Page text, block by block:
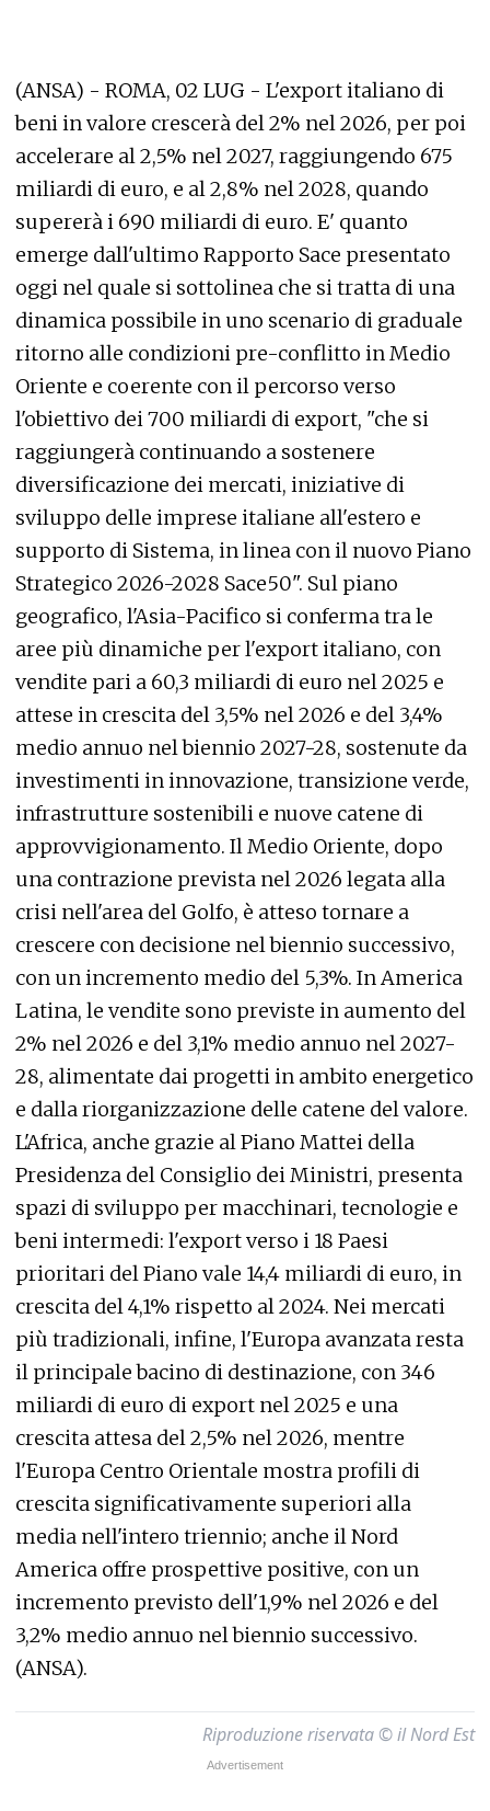
(ANSA) - ROMA, 02 LUG - L'export italiano di
beni in valore crescerà del 2% nel 2026, per poi
accelerare al 2,5% nel 2027, raggiungendo 675
miliardi di euro, e al 2,8% nel 2028, quando
supererà i 690 miliardi di euro. E' quanto
emerge dall'ultimo Rapporto Sace presentato
oggi nel quale si sottolinea che si tratta di una
dinamica possibile in uno scenario di graduale
ritorno alle condizioni pre-conflitto in Medio
Oriente e coerente con il percorso verso
l'obiettivo dei 700 miliardi di export, "che si
raggiungerà continuando a sostenere
diversificazione dei mercati, iniziative di
sviluppo delle imprese italiane all'estero e
supporto di Sistema, in linea con il nuovo Piano
Strategico 2026-2028 Sace50". Sul piano
geografico, l'Asia-Pacifico si conferma tra le
aree più dinamiche per l'export italiano, con
vendite pari a 60,3 miliardi di euro nel 2025 e
attese in crescita del 3,5% nel 2026 e del 3,4%
medio annuo nel biennio 2027-28, sostenute da
investimenti in innovazione, transizione verde,
infrastrutture sostenibili e nuove catene di
approvvigionamento. Il Medio Oriente, dopo
una contrazione prevista nel 2026 legata alla
crisi nell'area del Golfo, è atteso tornare a
crescere con decisione nel biennio successivo,
con un incremento medio del 5,3%. In America
Latina, le vendite sono previste in aumento del
2% nel 2026 e del 3,1% medio annuo nel 2027-
28, alimentate dai progetti in ambito energetico
e dalla riorganizzazione delle catene del valore.
L'Africa, anche grazie al Piano Mattei della
Presidenza del Consiglio dei Ministri, presenta
spazi di sviluppo per macchinari, tecnologie e
beni intermedi: l'export verso i 18 Paesi
prioritari del Piano vale 14,4 miliardi di euro, in
crescita del 4,1% rispetto al 2024. Nei mercati
più tradizionali, infine, l'Europa avanzata resta
il principale bacino di destinazione, con 346
miliardi di euro di export nel 2025 e una
crescita attesa del 2,5% nel 2026, mentre
l'Europa Centro Orientale mostra profili di
crescita significativamente superiori alla
media nell'intero triennio; anche il Nord
America offre prospettive positive, con un
incremento previsto dell'1,9% nel 2026 e del
3,2% medio annuo nel biennio successivo.
(ANSA).
Riproduzione riservata © il Nord Est